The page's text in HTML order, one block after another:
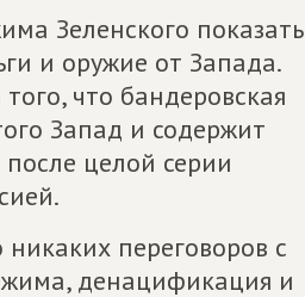
Зеленского показать
и оружие от Запада.
что бандеровская
Запад и содержит
целой серии
переговоров с
денацификация и